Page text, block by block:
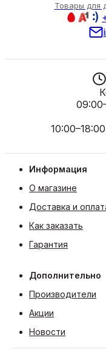
Товары для
Информация
О магазине
Доставка и
Как заказать
Гарантия
Дополнительно
Производители
Акции
Новости